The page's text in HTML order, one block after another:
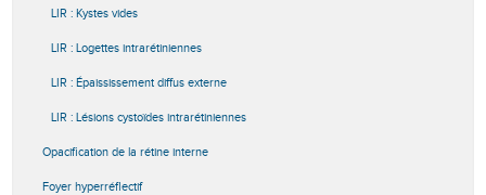
LIR : Kystes vides
LIR : Logettes intrarétiniennes
LIR : Épaississement diffus externe
LIR : Lésions cystoïdes intrarétiniennes
Opacification de la rétine interne
Foyer hyperréflectif